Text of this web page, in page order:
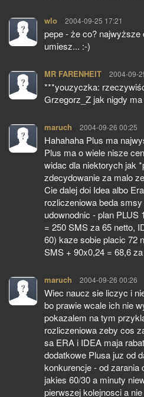
wlo pisze:
2004-09-25 17:21
pepe - że co?
umiesz... :-)
MR FARENHEIT pisze:
2004-09-
***youzyczka:
Grzegorz_Z jak nigdy
maruch pisze:
2004-09-26 00:25
Hahahaha Plus ma
Plus ma o wiele nisze
widac dla niektorych jak
zdecydowanie za malo
Cie dalej doi Idea albo
rozliczeniowa beda
udownodnic - plan
= 250 SMS za 65 netto,
60) kaze sobie placic 72
SMS + 90x0,24 = 68,6
maruch pisze:
2004-09-26 00:26
Wiec naucz sie liczyc i
bo prawie wcale ich nie
pokazalem na tym
rozliczeniowa zeby cos
sa ERA i IDEA maja
dodatkowe Plusa juz od
konkurencje - od zarania
jakies 60/30 a minuty
pierwszej kolejnosci a